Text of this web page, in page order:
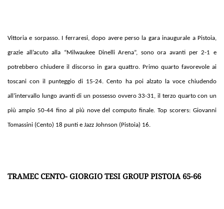
Vittoria e sorpasso. I ferraresi, dopo avere perso la gara inaugurale a Pistoia,
grazie all’acuto alla “Milwaukee Dinelli Arena”, sono ora avanti per 2-1 e
potrebbero chiudere il discorso in gara quattro. Primo quarto favorevole ai
toscani con il punteggio di 15-24. Cento ha poi alzato la voce chiudendo
all’intervallo lungo avanti di un possesso ovvero 33-31, il terzo quarto con un
più ampio 50-44 fino al più nove del computo finale. Top scorers: Giovanni
Tomassini (Cento) 18 punti e Jazz Johnson (Pistoia) 16.
TRAMEC CENTO- GIORGIO TESI GROUP PISTOIA 65-66